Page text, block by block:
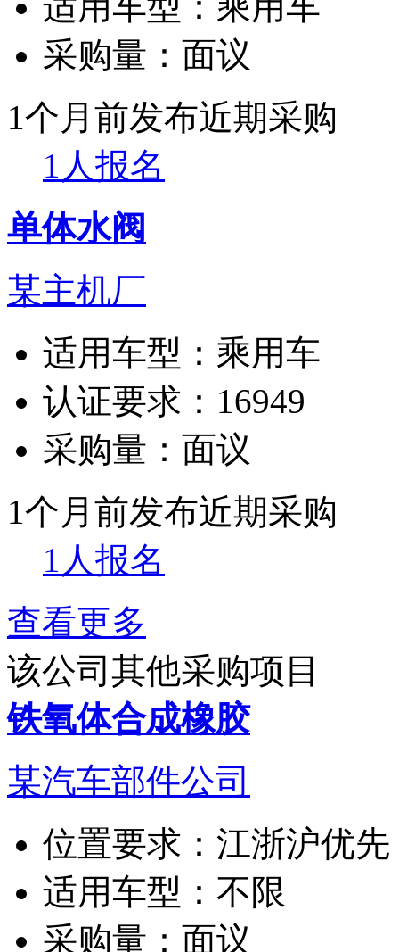
采购量： 面议
1个月前发布近期采购
1人报名
单体水阀
某主机厂
适用车型： 乘用车
认证要求： 16949
采购量： 面议
1个月前发布近期采购
1人报名
查看更多
该公司其他采购项目
铁氧体合成橡胶
某汽车部件公司
位置要求： 江浙沪优先
适用车型： 不限
采购量： 面议